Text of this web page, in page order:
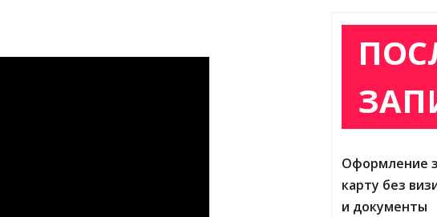
Оформление
карту без
и документы